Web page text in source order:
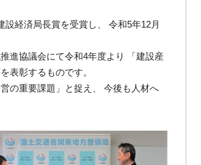
経済局長賞を受賞し、 令和5年12月
進協議会にて令和4年度より 「建設産
表彰するものです。
の重要課題」と捉え、 今後も人材へ